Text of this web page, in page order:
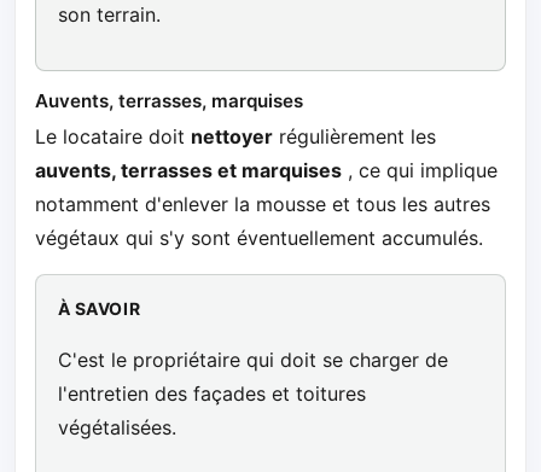
son terrain.
Auvents, terrasses, marquises
Le locataire doit nettoyer régulièrement les
auvents, terrasses et marquises , ce qui implique
notamment d'enlever la mousse et tous les autres
végétaux qui s'y sont éventuellement accumulés.
À SAVOIR
C'est le propriétaire qui doit se charger de
l'entretien des façades et toitures
végétalisées.